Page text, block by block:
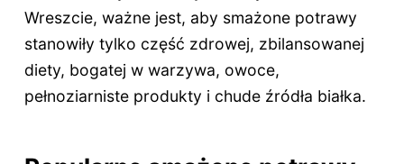
Wreszcie, ważne jest, aby smażone potrawy
stanowiły tylko część zdrowej, zbilansowanej
diety, bogatej w warzywa, owoce,
pełnoziarniste produkty i chude źródła białka.